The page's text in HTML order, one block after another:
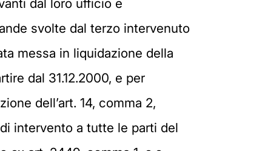
dal loro ufficio e
svolte dal terzo intervenuto
messa in liquidazione della
dal 31.12.2000, e per
dell’art. 14, comma 2,
intervento a tutte le parti del